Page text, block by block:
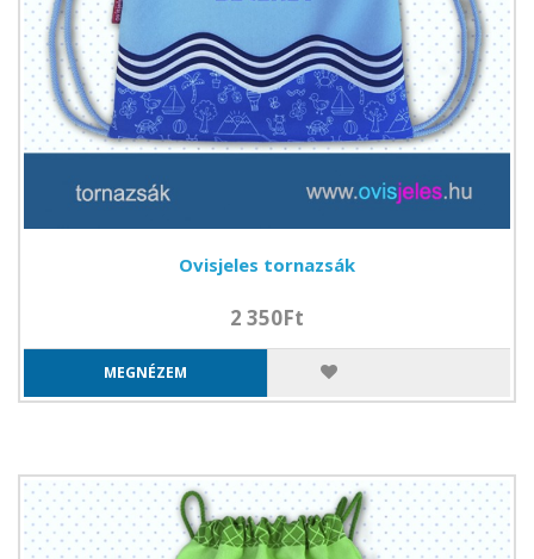
Ovisjeles tornazsák
2 350Ft
MEGNÉZEM